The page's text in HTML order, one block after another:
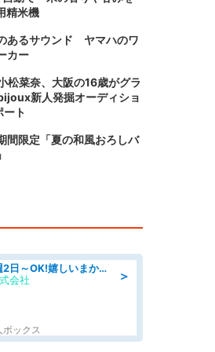
精米機
あるサウンド ヤマハのワ
カー
松菜奈、大阪の16歳がグラ
新人発掘オーディショ
ト
限定「夏の和風おろしバ
＞
ホールスタッフ/週2日～OK!嬉しいまかない付き/岡山県/浅口郡里庄町
会社
ボックス